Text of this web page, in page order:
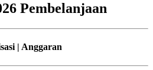
Pembelanjaan
| Anggaran